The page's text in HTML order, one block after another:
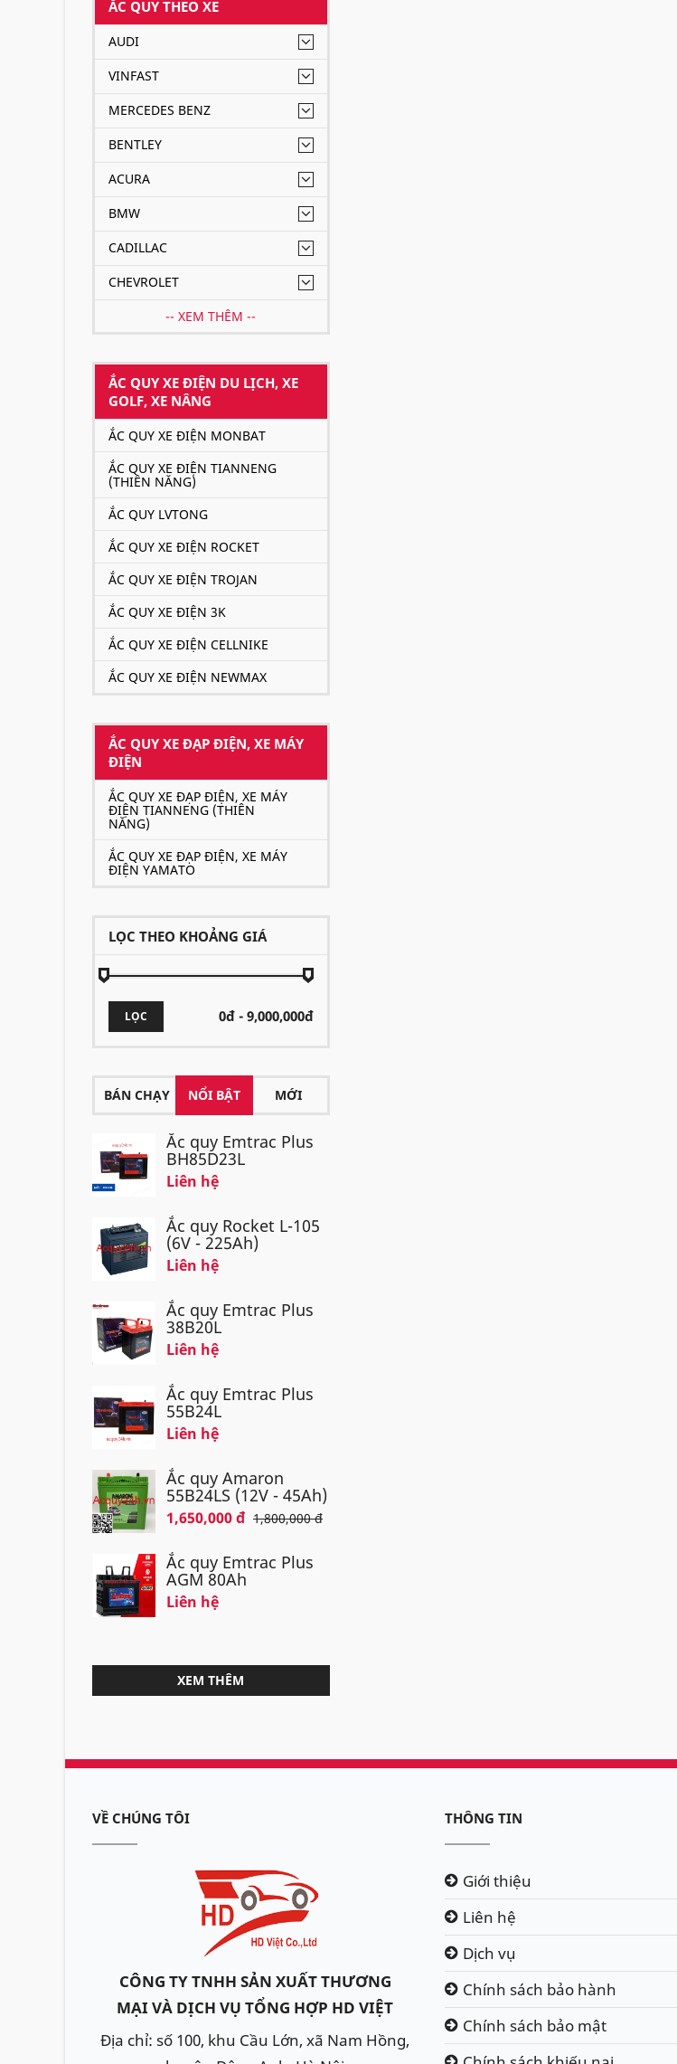
ẮC QUY THEO XE
AUDI
VINFAST
MERCEDES BENZ
BENTLEY
ACURA
BMW
CADILLAC
CHEVROLET
-- XEM THÊM --
ẮC QUY XE ĐIỆN DU LỊCH, XE
GOLF, XE NÂNG
ẮC QUY XE ĐIỆN MONBAT
ẮC QUY XE ĐIỆN TIANNENG
(THIÊN NĂNG)
ẮC QUY LVTONG
ẮC QUY XE ĐIỆN ROCKET
ẮC QUY XE ĐIỆN TROJAN
ẮC QUY XE ĐIỆN 3K
ẮC QUY XE ĐIỆN CELLNIKE
ẮC QUY XE ĐIỆN NEWMAX
ẮC QUY XE ĐẠP ĐIỆN, XE MÁY
ĐIỆN
ẮC QUY XE ĐẠP ĐIỆN, XE MÁY
ĐIỆN TIANNENG (THIÊN
NĂNG)
ẮC QUY XE ĐẠP ĐIỆN, XE MÁY
ĐIỆN YAMATO
LỌC THEO KHOẢNG GIÁ
LỌC
BÁN CHẠY NỔI BẬT MỚI
Ắc quy Emtrac Plus
BH85D23L
Liên hệ
Ắc quy Rocket L-105
(6V - 225Ah)
Liên hệ
Ắc quy Emtrac Plus
38B20L
Liên hệ
Ắc quy Emtrac Plus
55B24L
Liên hệ
Ắc quy Amaron
55B24LS (12V - 45Ah)
1,650,000 đ 1,800,000 đ
Ắc quy Emtrac Plus
AGM 80Ah
Liên hệ
XEM THÊM
VỀ CHÚNG TÔI
CÔNG TY TNHH SẢN XUẤT THƯƠNG
MẠI VÀ DỊCH VỤ TỔNG HỢP HD VIỆT
Địa chỉ: số 100, khu Cầu Lớn, xã Nam Hồng,
THÔNG TIN
Giới thiệu
Liên hệ
Dịch vụ
Chính sách bảo hành
Chính sách bảo mật